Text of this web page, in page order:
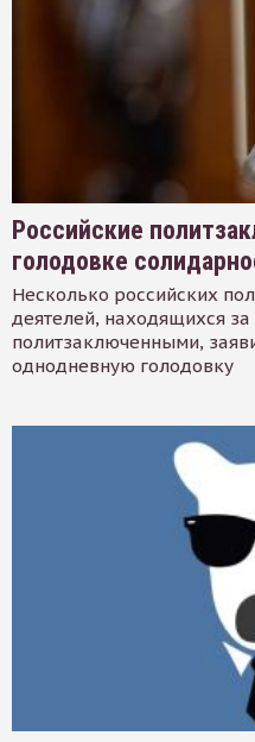
Российские
голодовке
Несколько российских
деятелей, находящихся
политзаключенными,
однодневную голодовку